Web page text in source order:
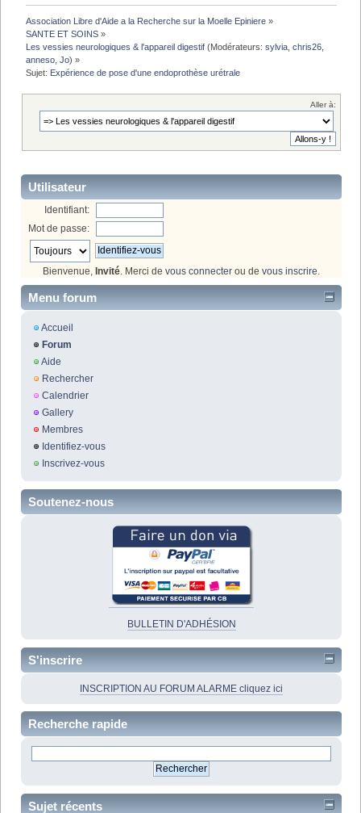
Association Libre d'Aide a la Recherche sur la Moelle Epiniere »
SANTE ET SOINS »
Les vessies neurologiques & l'appareil digestif (Modérateurs:sylvia ,chris26
anneso ,Jo) »
Sujet: Expérience de pose d'une endoprothèse urétrale
Aller à:
Utilisateur
Identifiant:
Mot de passe:
Bienvenue, Invité. Merci de vous connecter ou de vous inscrire.
Menu forum
Accueil
Forum
Aide
Rechercher
Calendrier
Gallery
Membres
Identifiez-vous
Inscrivez-vous
Soutenez-nous
BULLETIN D'ADHÉSION
S'inscrire
INSCRIPTION AU FORUM ALARME cliquez ici
Recherche rapide
Sujet récents